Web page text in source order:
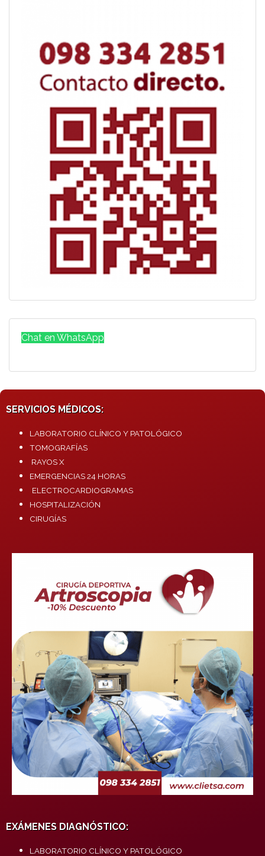
Chat en WhatsApp
SERVICIOS MÉDICOS:
LABORATORIO CLÍNICO Y PATOLÓGICO
TOMOGRAFÍAS
RAYOS X
EMERGENCIAS 24 HORAS
ELECTROCARDIOGRAMAS
HOSPITALIZACIÓN
CIRUGÍAS
EXÁMENES DIAGNÓSTICO:
LABORATORIO CLÍNICO Y PATOLÓGICO